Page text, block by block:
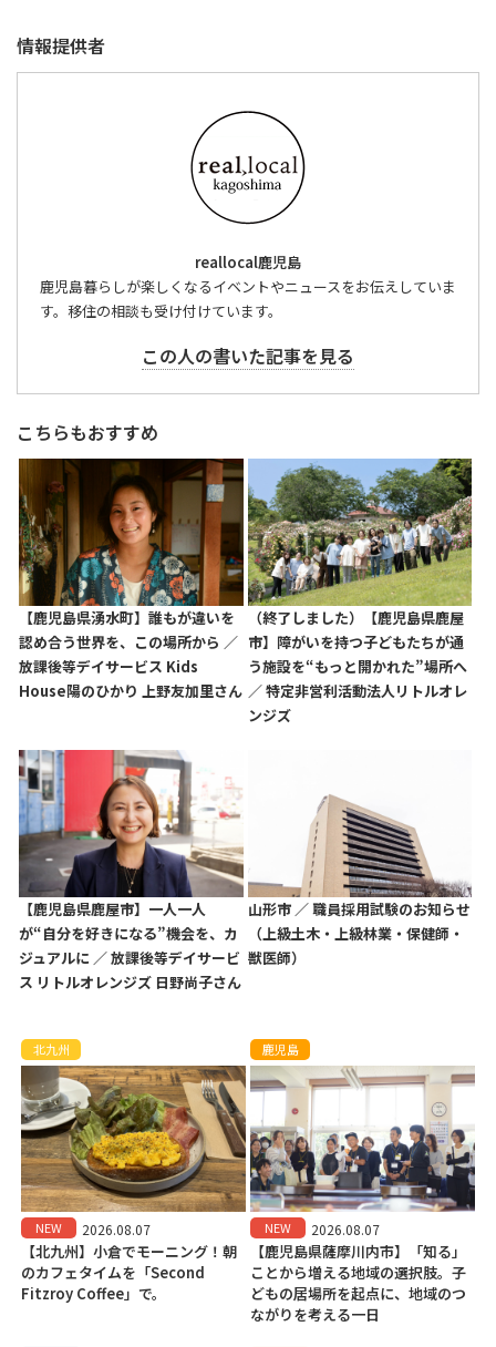
情報提供者
reallocal鹿児島
鹿児島暮らしが楽しくなるイベントやニュースをお伝えしていま
す。移住の相談も受け付けています。
この人の書いた記事を見る
こちらもおすすめ
【鹿児島県湧水町】誰もが違いを
認め合う世界を、この場所から ／
放課後等デイサービス Kids
House陽のひかり 上野友加里さん
（終了しました）【鹿児島県鹿屋
市】障がいを持つ子どもたちが通
う施設を“もっと開かれた”場所へ
／ 特定非営利活動法人リトルオレ
ンジズ
【鹿児島県鹿屋市】一人一人
が“自分を好きになる”機会を、カ
ジュアルに ／ 放課後等デイサービ
ス リトルオレンジズ 日野尚子さん
山形市 ／ 職員採用試験のお知らせ
（上級土木・上級林業・保健師・
獣医師）
北九州
NEW 2026.08.07
【北九州】小倉でモーニング！朝
のカフェタイムを「Second
Fitzroy Coffee」で。
鹿児島
NEW 2026.08.07
【鹿児島県薩摩川内市】「知る」
ことから増える地域の選択肢。子
どもの居場所を起点に、地域のつ
ながりを考える一日